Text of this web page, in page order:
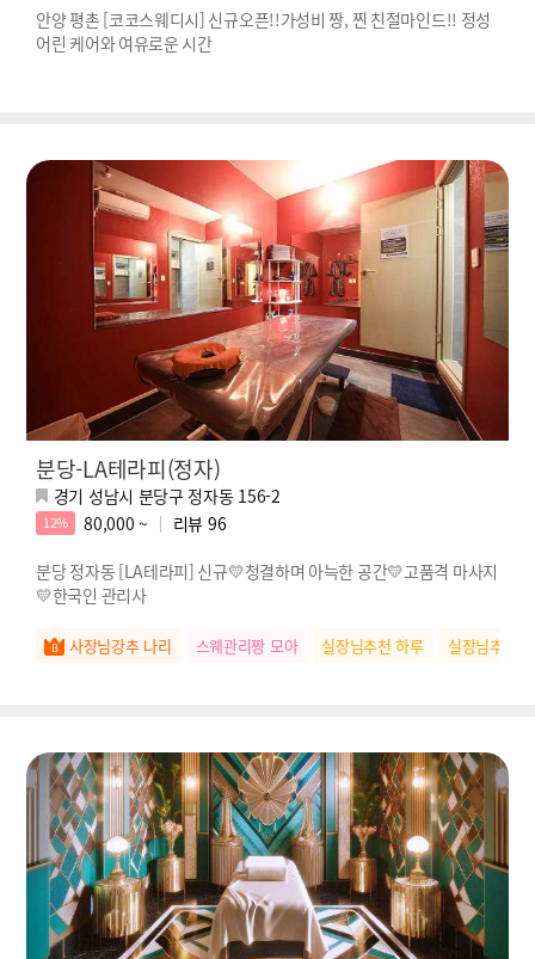
안양 평촌 [코코스웨디시] 신규오픈!!가성비 짱, 찐 친절마인드!! 정성
어린 케어와 여유로운 시간
분당-LA테라피(정자)
경기 성남시 분당구 정자동 156-2
12% 80,000 ~ 리뷰 96
분당 정자동 [LA테라피] 신규💛청결하며 아늑한 공간💛고품격 마사지
💛한국인 관리사
사장님강추 나리 스웨관리짱 모아 실장님추천 하루 실장님추천